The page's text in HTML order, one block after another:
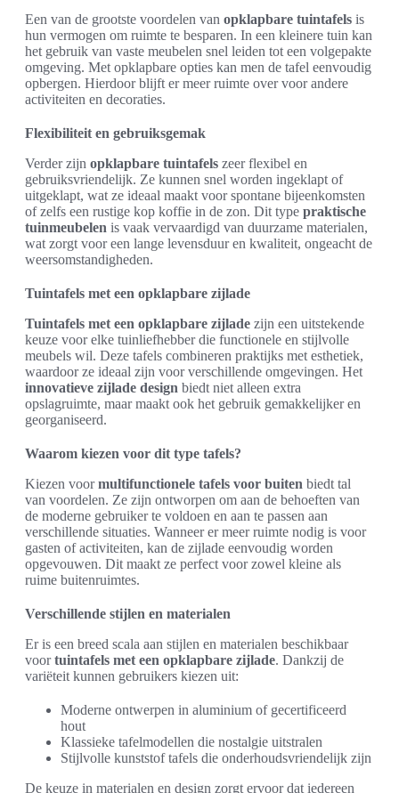
Een van de grootste voordelen van opklapbare tuintafels is
hun vermogen om ruimte te besparen. In een kleinere tuin kan
het gebruik van vaste meubelen snel leiden tot een volgepakte
omgeving. Met opklapbare opties kan men de tafel eenvoudig
opbergen. Hierdoor blijft er meer ruimte over voor andere
activiteiten en decoraties.
Flexibiliteit en gebruiksgemak
Verder zijn opklapbare tuintafels zeer flexibel en
gebruiksvriendelijk. Ze kunnen snel worden ingeklapt of
uitgeklapt, wat ze ideaal maakt voor spontane bijeenkomsten
of zelfs een rustige kop koffie in de zon. Dit type praktische
tuinmeubelen is vaak vervaardigd van duurzame materialen,
wat zorgt voor een lange levensduur en kwaliteit, ongeacht de
weersomstandigheden.
Tuintafels met een opklapbare zijlade
Tuintafels met een opklapbare zijlade zijn een uitstekende
keuze voor elke tuinliefhebber die functionele en stijlvolle
meubels wil. Deze tafels combineren praktijks met esthetiek,
waardoor ze ideaal zijn voor verschillende omgevingen. Het
innovatieve zijlade design biedt niet alleen extra
opslagruimte, maar maakt ook het gebruik gemakkelijker en
georganiseerd.
Waarom kiezen voor dit type tafels?
Kiezen voormultifunctionele tafels voor buiten biedt tal
van voordelen. Ze zijn ontworpen om aan de behoeften van
de moderne gebruiker te voldoen en aan te passen aan
verschillende situaties. Wanneer er meer ruimte nodig is voor
gasten of activiteiten, kan de zijlade eenvoudig worden
opgevouwen. Dit maakt ze perfect voor zowel kleine als
ruime buitenruimtes.
Verschillende stijlen en materialen
Er is een breed scala aan stijlen en materialen beschikbaar
voortuintafels met een opklapbare zijlade. Dankzij de
variëteit kunnen gebruikers kiezen uit:
Moderne ontwerpen in aluminium of gecertificeerd
hout
Klassieke tafelmodellen die nostalgie uitstralen
Stijlvolle kunststof tafels die onderhoudsvriendelijk zijn
De keuze in materialen en design zorgt ervoor dat iedereen